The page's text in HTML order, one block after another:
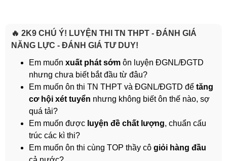
🔥 2K9 CHÚ Ý! LUYỆN THI TN THPT - ĐÁNH GIÁ
NĂNG LỰC - ĐÁNH GIÁ TƯ DUY!
Em muốn xuất phát sớm ôn luyện ĐGNL/ĐGTD
nhưng chưa biết bắt đầu từ đâu?
Em muốn ôn thi TN THPT và ĐGNL/ĐGTD để tăng
cơ hội xét tuyển nhưng không biết ôn thế nào, sợ
quá tải?
Em muốn được luyện đề chất lượng, chuẩn cấu
trúc các kì thi?
Em muốn ôn thi cùng TOP thầy cô giỏi hàng đầu